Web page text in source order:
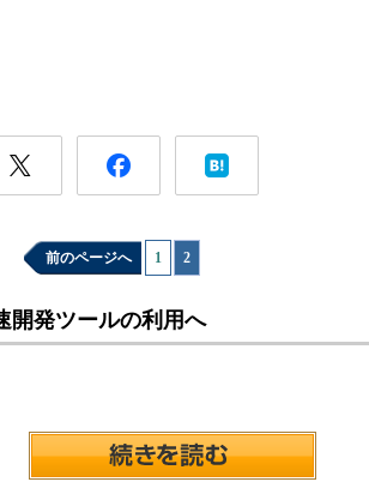
前のページへ 1 2
開発ツールの利用へ